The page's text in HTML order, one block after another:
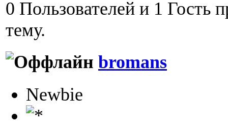
0 Пользователей и 1 Гость
тему.
bromans
Newbie